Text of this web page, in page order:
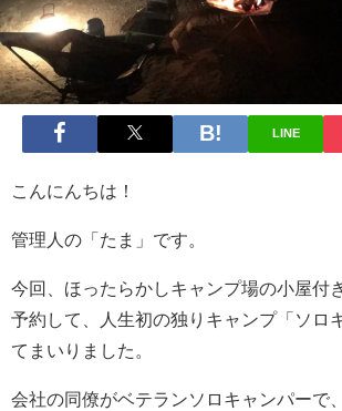
LINE
こんにんちは！
管理人の「たま」です。
今回、ほったらかしキャンプ場の小屋付
予約して、人生初の独りキャンプ「ソロ
てまいりました。
会社の同僚がベテランソロキャンパーで